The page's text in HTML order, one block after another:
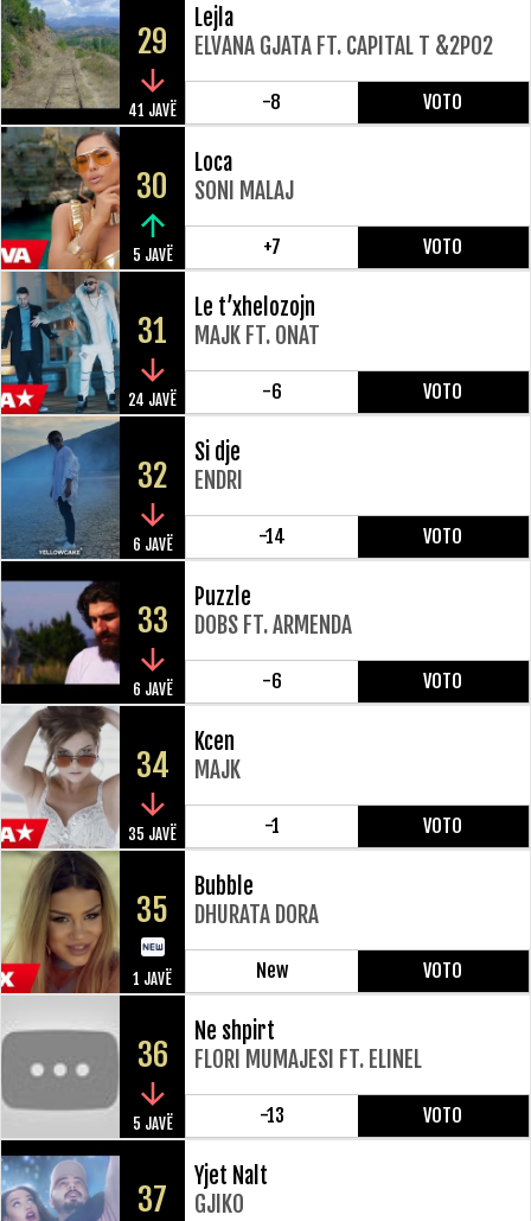
29
41 JAVË
Lejla
ELVANA GJATA FT. CAPITAL T &2PO2
-8 VOTO
30
5 JAVË
Loca
SONI MALAJ
+7 VOTO
31
24 JAVË
Le t’xhelozojn
MAJK FT. ONAT
-6 VOTO
32
6 JAVË
Si dje
ENDRI
-14 VOTO
33
6 JAVË
Puzzle
DOBS FT. ARMENDA
-6 VOTO
34
35 JAVË
Kcen
MAJK
-1 VOTO
35
1 JAVË
Bubble
DHURATA DORA
New VOTO
36
5 JAVË
Ne shpirt
FLORI MUMAJESI FT. ELINEL
-13 VOTO
37
Yjet Nalt
GJIKO